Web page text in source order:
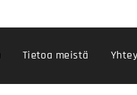
Tietoa meistä